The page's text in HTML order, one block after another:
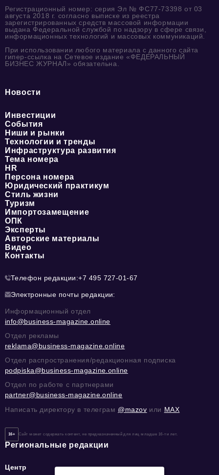
Регистрационный номер: серия Эл № ФС77-73398 от 03
августа 2018 г. согласно выписке из реестра
зарегистрированных средств массовой информации
выдана Федеральной службой по надзору в сфере связи,
информационных технологий и массовых коммуникаций.
При использовании любого материала с данного сайта
гипер-ссылка на Сетевое издание «ФЕДЕРАЛЬНЫЙ
БИЗНЕС ЖУРНАЛ» обязательна.
Новости
Инвестиции
События
Ниши и рынки
Технологии и тренды
Инфраструктура развития
Тема номера
HR
Персона номера
Юридический практикум
Стиль жизни
Туризм
Импортозамещение
ОПК
Эксперты
Авторские материалы
Видео
Контакты
Телефон редакции:+7 495 727-01-67
Электронные почты редакции:
Информационный отдел
info@business-magazine.online
Отдел рекламы
reklama@business-magazine.online
Отдел распространения/редакционная подписка
podpiska@business-magazine.online
Отдел по работе с партнерами
partner@business-magazine.online
Написать директору в телеграм @mazov или MAX
16+ Сайт может содержать контент, не предназначенный для лиц младше 16-ти лет.
Региональные редакции
Центр